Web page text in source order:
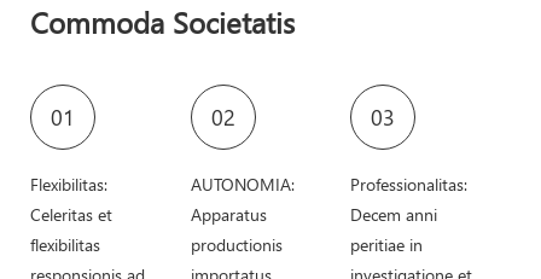
Commoda Societatis
01
Flexibilitas:
Celeritas et
flexibilitas
02
AUTONOMIA:
Apparatus
productionis
03
Professionalitas:
Decem anni
peritiae in